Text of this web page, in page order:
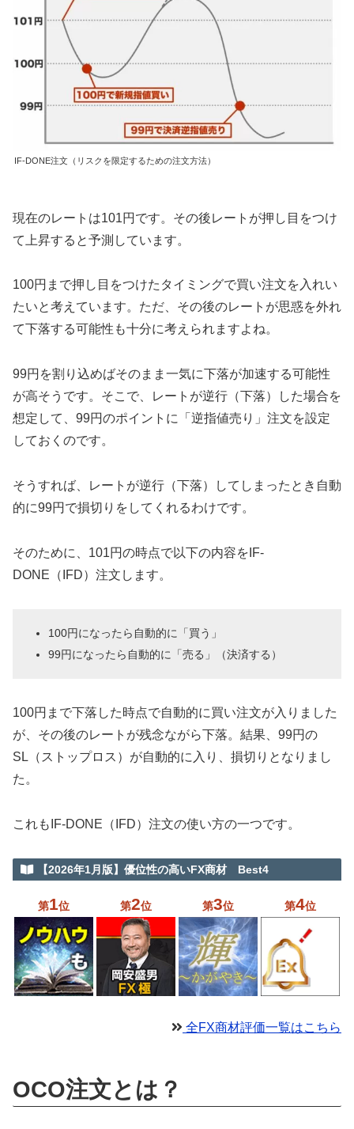
IF-DONE注文（リスクを限定するための注文方法）
現在のレートは101円です。その後レートが押し目をつけ
て上昇すると予測しています。
100円まで押し目をつけたタイミングで買い注文を入れい
たいと考えています。ただ、その後のレートが思惑を外れ
て下落する可能性も十分に考えられますよね。
99円を割り込めばそのまま一気に下落が加速する可能性
が高そうです。そこで、レートが逆行（下落）した場合を
想定して、99円のポイントに「逆指値売り」注文を設定
しておくのです。
そうすれば、レートが逆行（下落）してしまったとき自動
的に99円で損切りをしてくれるわけです。
そのために、101円の時点で以下の内容をIF-
DONE（IFD）注文します。
100円になったら自動的に「買う」
99円になったら自動的に「売る」（決済する）
100円まで下落した時点で自動的に買い注文が入りました
が、その後のレートが残念ながら下落。結果、99円の
SL（ストップロス）が自動的に入り、損切りとなりまし
た。
これもIF-DONE（IFD）注文の使い方の一つです。
【2026年1月版】優位性の高いFX商材 Best4
第1位 第2位 第3位 第4位
全FX商材評価一覧はこちら
OCO注文とは？